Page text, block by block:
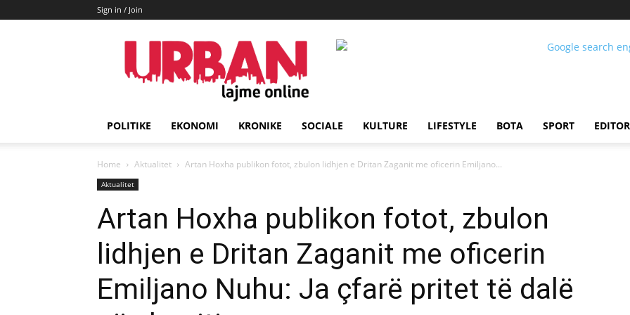
Sign in / Join
URBAN
Lajme
POLITIKE EKONOMI KRONIKE SOCIALE KULTURE LIFESTYLE BOTA SPORT
Home Aktualitet Artan Hoxha publikon fotot, zbulon lidhjen e Dritan Zaganit me oficerin Emiljano...
Aktualitet
Artan Hoxha publikon fotot, zbulon
lidhjen e Dritan Zaganit me oficerin
Emiljano Nuhu: Ja çfarë pritet të dalë